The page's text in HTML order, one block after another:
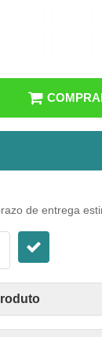
de entrega